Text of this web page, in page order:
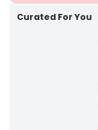
Curated For You